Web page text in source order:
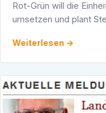
Rot-Grün will die
umsetzen und plant
Weiterlesen →